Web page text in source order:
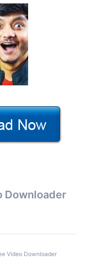
Downloader
Video Downloader